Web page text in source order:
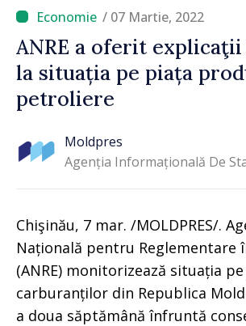
/ 07 Martie, 2022
ANRE a oferit
la situația pe piața
petroliere
Moldpres
Agenția Informațională De
Chişinău, 7 mar. /MOLDPRES/.
Națională pentru Reglementare
(ANRE) monitorizează situația
carburanților din Republica
a doua săptămână înfruntă